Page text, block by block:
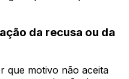
da recusa ou da
que motivo não aceita